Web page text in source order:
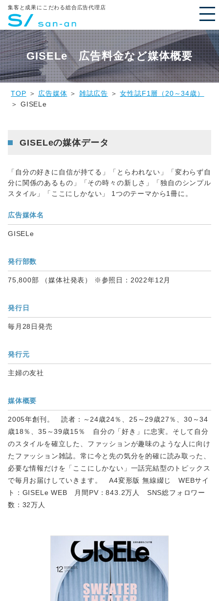
集客と成果にこだわる総合広告代理店
GISELe 広告料金など媒体概要
TOP ＞ 広告媒体 ＞ 雑誌広告 ＞女性誌F1層（20～34歳）
＞ GISELe
GISELeの媒体データ
「自分の好きに自信が持てる」「とらわれない」「変わらず自
分に関係のあるもの」「その時々の新しさ」「独自のシンプル
スタイル」「ここにしかない」 1つのテーマから1冊に。
広告媒体名
GISELe
発行部数
75,800部 （媒体社発表） ※参照日：2022年12月
発行日
毎月28日発売
発行元
主婦の友社
媒体概要
2005年創刊。 読者：～24歳24％、25～29歳27％、30～34
歳18％、35～39歳15％ 自分の「好き」に忠実。そして自分
のスタイルを確立した、ファッションが趣味のような人に向け
たファッション雑誌。常に今と先の気分を的確に読み取った、
必要な情報だけを「ここにしかない」一話完結型のトピックス
で毎月お届けしていきます。 A4変形版 無線綴じ WEBサイ
ト：GISELe WEB 月間PV：843.2万人 SNS総フォロワー
数：32万人